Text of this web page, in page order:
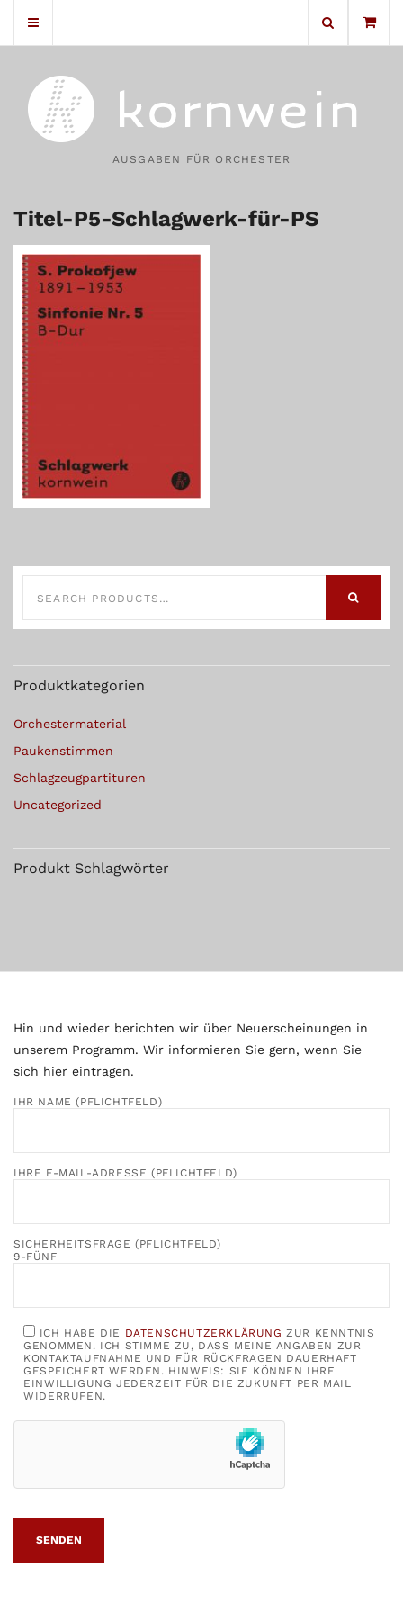
AUSGABEN FÜR ORCHESTER
Titel-P5-Schlagwerk-für-PS
FOR:
Produktkategorien
Orchestermaterial
Paukenstimmen
Schlagzeugpartituren
Uncategorized
Produkt Schlagwörter
Hin und wieder berichten wir über Neuerscheinungen in
unserem Programm. Wir informieren Sie gern, wenn Sie
sich hier eintragen.
IHR NAME (PFLICHTFELD)
IHRE E-MAIL-ADRESSE (PFLICHTFELD)
SICHERHEITSFRAGE (PFLICHTFELD)
9-FÜNF
ICH HABE DIE DATENSCHUTZERKLÄRUNG ZUR KENNTNIS
GENOMMEN. ICH STIMME ZU, DASS MEINE ANGABEN ZUR
KONTAKTAUFNAHME UND FÜR RÜCKFRAGEN DAUERHAFT
GESPEICHERT WERDEN. HINWEIS: SIE KÖNNEN IHRE
EINWILLIGUNG JEDERZEIT FÜR DIE ZUKUNFT PER MAIL
WIDERRUFEN.